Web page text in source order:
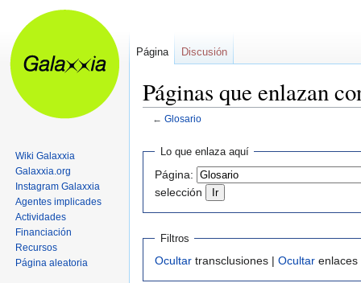
Páginas que enlazan
← Glosario
navegación
búsqueda
Lo que enlaza aquí
Página:
selección
Filtros
Ocultar transclusiones | Ocultar
Página Discusión
Wiki Galaxxia
Galaxxia.org
Instagram Galaxxia
Agentes implicades
Actividades
Financiación
Recursos
Página aleatoria